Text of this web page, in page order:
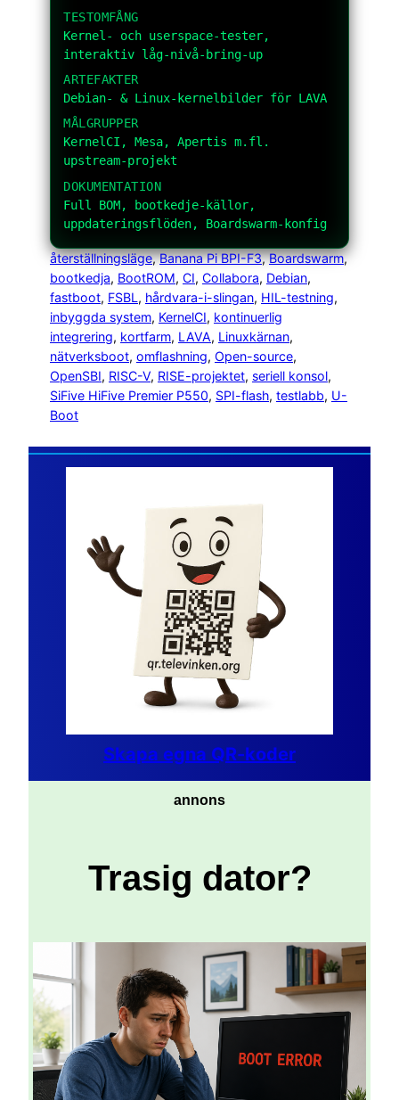
TESTOMFÅNG
Kernel- och userspace-tester,
interaktiv låg-nivå-bring-up
ARTEFAKTER
Debian- & Linux-kernelbilder för LAVA
MÅLGRUPPER
KernelCI, Mesa, Apertis m.fl.
upstream-projekt
DOKUMENTATION
Full BOM, bootkedje-källor,
uppdateringsflöden, Boardswarm-konfig
återställningsläge, Banana Pi BPI-F3, Boardswarm ,
bootkedja, BootROM, CI, Collabora, Debian
fastboot, FSBL, hårdvara-i-slingan, HIL-testning
inbyggda system, KernelCI, kontinuerlig
integrering, kortfarm, LAVA, Linuxkärnan
nätverksboot, omflashning, Open-source
OpenSBI, RISC-V, RISE-projektet, seriell konsol
SiFive HiFive Premier P550, SPI-flash, testlabb, U-
Boot
Skapa egna QR-koder
annons
Trasig dator?